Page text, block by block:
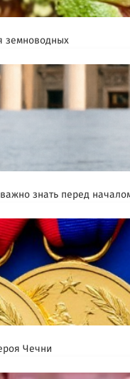
земноводных
знать перед
Чечни